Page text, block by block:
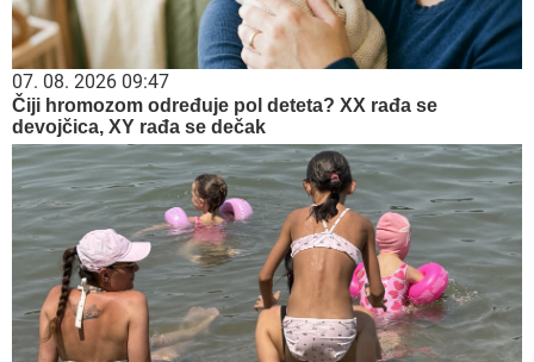
07. 08. 2026 09:47
Čiji hromozom određuje pol deteta? XX rađa se
devojčica, XY rađa se dečak